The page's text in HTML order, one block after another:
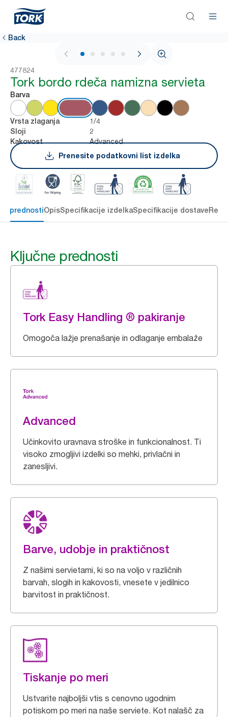
Back
1 / 5
477824
Tork bordo rdeča namizna servieta
Barva
Vrsta zlaganja 1/4
Sloji 2
Kakovost
Advanced
Prenesite podatkovni list izdelka
prednostiOpisSpecifikacije izdelkaSpecifikacije dostave
Ključne prednosti
Tork Easy Handling ® pakiranje
Omogoča lažje prenašanje in odlaganje embalaže
Advanced
Učinkovito uravnava stroške in funkcionalnost. Ti
visoko zmogljivi izdelki so mehki, privlačni in
zanesljivi.
Barve, udobje in praktičnost
Z našimi servietami, ki so na voljo v različnih
barvah, slogih in kakovosti, vnesete v jedilnico
barvitost in praktičnost.
Tiskanje po meri
Ustvarite najboljši vtis s cenovno ugodnim
potiskom po meri na naše serviete. Kot nalašč za